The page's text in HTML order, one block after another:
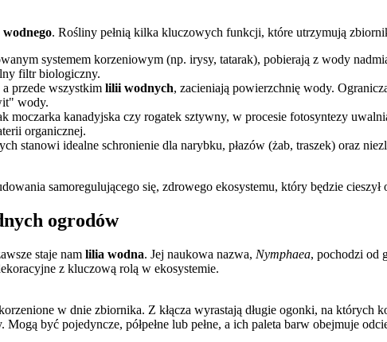
wodnego. Rośliny pełnią kilka kluczowych funkcji, które utrzymują
systemem korzeniowym (np. irysy, tatarak), pobierają z wody
filtr biologiczny.
przede wszystkim lilii wodnych, zacieniają powierzchnię wody.
wody.
moczarka kanadyjska czy rogatek sztywny, w procesie fotosyntezy
organicznej.
stanowi idealne schronienie dla narybku, płazów (żab, traszek) oraz
samoregulującego się, zdrowego ekosystemu, który będzie
ogrodów
staje nam lilia wodna. Jej naukowa nazwa, Nymphaea, pochodzi od
z kluczową rolą w ekosystemie.
w dnie zbiornika. Z kłącza wyrastają długie ogonki, na których
być pojedyncze, półpełne lub pełne, a ich paleta barw obejmuje